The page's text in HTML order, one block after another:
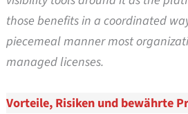
those benefits in a coordinated
piecemeal manner most
managed licenses.
Vorteile, Risiken und bewährte